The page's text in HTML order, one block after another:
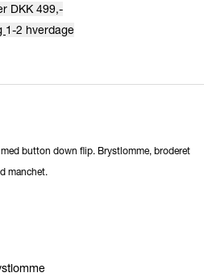
DKK 499,-
1-2 hverdage
button down flip. Brystlomme, broderet
manchet.